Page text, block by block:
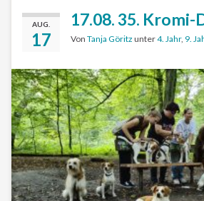
AUG.
17
17.08. 35. Kromi-
Von Tanja Göritz unter4. Jahr, 9.